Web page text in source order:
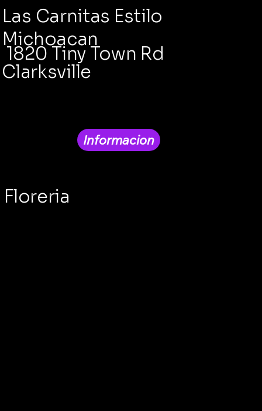
Las Carnitas Estilo
Michoacan
Clarksville
1820 Tiny Town Rd
Informacion
Floreria